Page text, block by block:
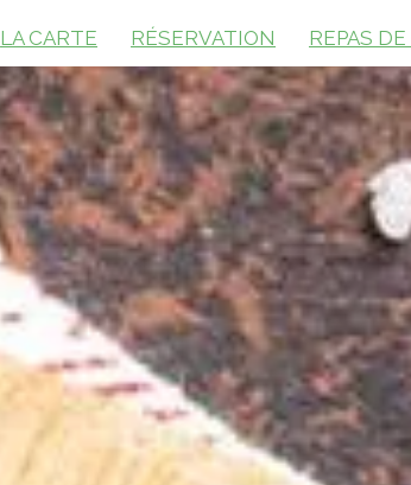
LA CARTE RÉSERVATION REPAS